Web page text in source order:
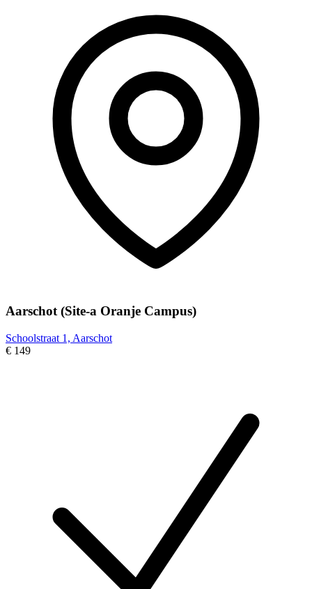
Aarschot (Site-a Oranje Campus)
Schoolstraat 1, Aarschot
€ 149